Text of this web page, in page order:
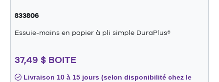
833806
Essuie-mains en papier à pli simple DuraPlus®
37,49 $ BOITE
Livraison 10 à 15 jours (selon disponibilité chez le